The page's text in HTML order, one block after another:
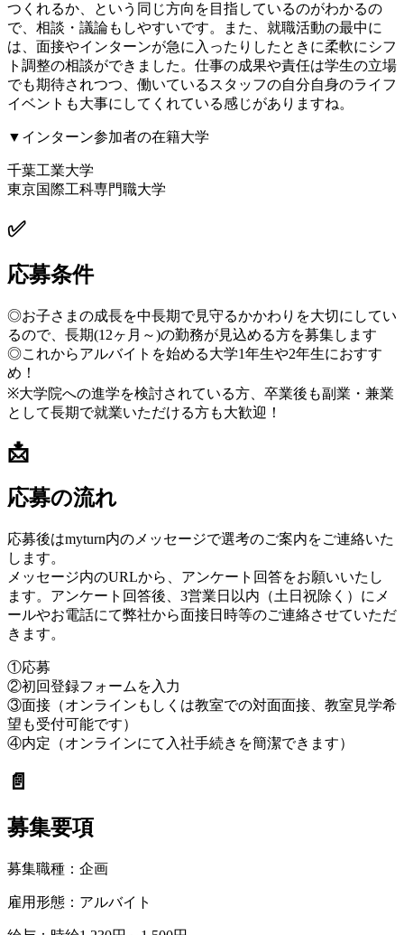
つくれるか、という同じ方向を目指しているのがわかるの
で、相談・議論もしやすいです。また、就職活動の最中に
は、面接やインターンが急に入ったりしたときに柔軟にシフ
ト調整の相談ができました。仕事の成果や責任は学生の立場
でも期待されつつ、働いているスタッフの自分自身のライフ
イベントも大事にしてくれている感じがありますね。
▼インターン参加者の在籍大学
千葉工業大学
東京国際工科専門職大学
✅
応募条件
◎お子さまの成長を中長期で見守るかかわりを大切にしてい
るので、長期(12ヶ月～)の勤務が見込める方を募集します
◎これからアルバイトを始める大学1年生や2年生におすす
め！
※大学院への進学を検討されている方、卒業後も副業・兼業
として長期で就業いただける方も大歓迎！
📩
応募の流れ
応募後はmyturn内のメッセージで選考のご案内をご連絡いた
します。
メッセージ内のURLから、アンケート回答をお願いいたし
ます。アンケート回答後、3営業日以内（土日祝除く）にメ
ールやお電話にて弊社から面接日時等のご連絡させていただ
きます。
①応募
②初回登録フォームを入力
③面接（オンラインもしくは教室での対面面接、教室見学希
望も受付可能です）
④内定（オンラインにて入社手続きを簡潔できます）
📄
募集要項
募集職種： 企画
雇用形態： アルバイト